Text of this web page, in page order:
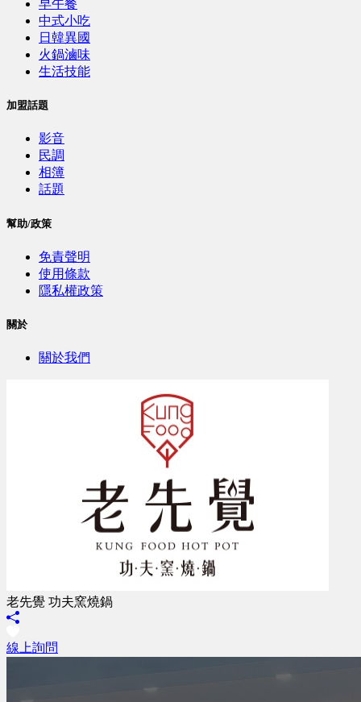
早午餐
中式小吃
日韓異國
火鍋滷味
生活技能
加盟話題
影音
民調
相簿
話題
幫助/政策
免責聲明
使用條款
隱私權政策
關於
關於我們
老先覺 功夫窯燒鍋
線上詢問